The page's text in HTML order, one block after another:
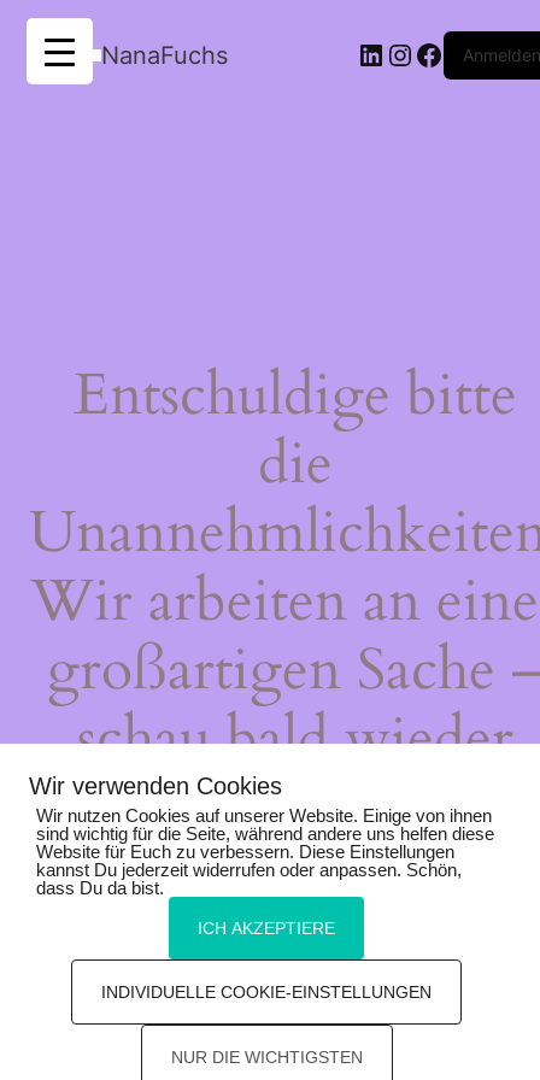
NanaFuchs LinkedIn
Instagram
Anmelden
Entschuldige bitte
die
Wir arbeiten an
großartigen Sache
schau bald wieder
vorbei!
Wir verwenden Cookies
Wir nutzen Cookies auf unserer Website. Einige von ihnen
sind wichtig für die Seite, während andere uns helfen diese
Website für Euch zu verbessern. Diese Einstellungen
kannst Du jederzeit widerrufen oder anpassen. Schön,
dass Du da bist.
ICH AKZEPTIERE
INDIVIDUELLE COOKIE-EINSTELLUNGEN
NUR DIE WICHTIGSTEN